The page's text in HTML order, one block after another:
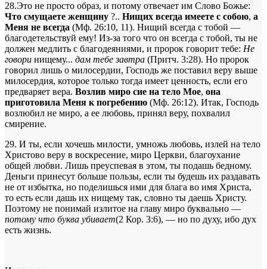
28.Это не просто образ, и потому отвечает им Слово Божье:
Что смущаете женщину ?.. Нищих всегда имеете с собою, а
Меня не всегда (Мф. 26:10, 11). Нищий всегда с тобой —
благодетельствуй ему! Из-за того что он всегда с тобой, ты не
должен медлить с благодеяниями, и пророк говорит тебе: Не
говори нищему... дам тебе завтра (Притч. 3:28). Но пророк
говорил лишь о милосердии, Господь же поставил веру выше
милосердия, которое только тогда имеет ценность, если его
предваряет вера. Возлив миро сие на тело Мое, она
приготовила Меня к погребению (Мф. 26:12). Итак, Господь
возлюбил не миро, а ее любовь, принял веру, похвалил
смирение.
29. И ты, если хочешь милости, умножь любовь, излей на тело
Христово веру в воскресение, миро Церкви, благоухание
общей любви. Лишь преуспевая в этом, ты подашь бедному.
Деньги принесут больше пользы, если ты будешь их раздавать
не от избытка, но поделишься ими для блага во имя Христа,
то есть если дашь их нищему так, словно ты даешь Христу.
Поэтому не понимай излитое на главу миро буквально —
потому что буква убивает(2 Кор. 3:6), — но по духу, ибо дух
есть жизнь.